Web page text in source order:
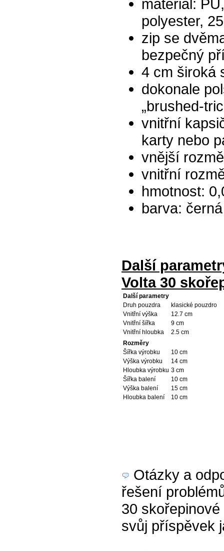
materiál:
polyester,
zip se
bezpečný
4 cm široká
dokonale
„brushed-
vnitřní
karty nebo
vnější
vnitřní
hmotnost:
barva: černá
Další
Volta 30
Další parametry
Druh pouzdra
klasické pouzdro
Vnitřní výška
12.7 cm
Vnitřní šířka
9 cm
Vnitřní hloubka
2.5 cm
Rozměry
Šířka výrobku
10 cm
Výška výrobku
14 cm
Hloubka výrobku 3 cm
Šířka balení
10 cm
Výška balení
15 cm
Hloubka balení
10 cm
Otázky a
řešení
30
svůj příspěvek